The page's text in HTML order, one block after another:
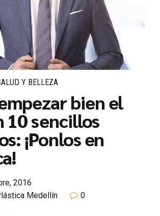
Y BELLEZA
bien el
10 sencillos
¡Ponlos en
2016
Medellín
0